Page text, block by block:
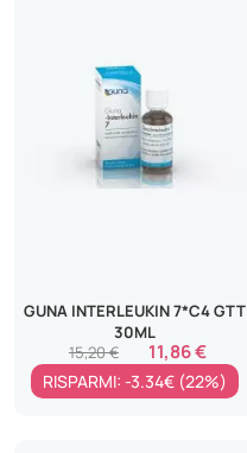
GUNA INTERLEUKIN 7*C4 GTT
30ML
11,86 €
15,20 €
RISPARMI: -3.34€ (22%)